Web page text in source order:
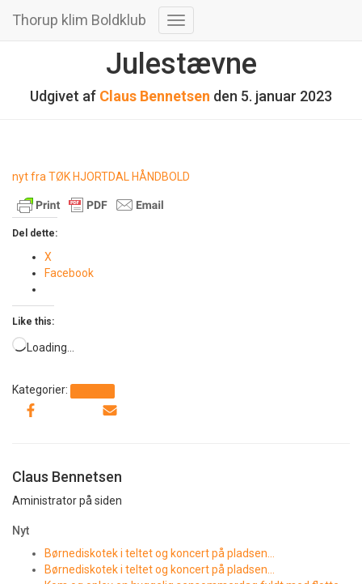
Thorup klim Boldklub
Skift
Julestævne
Udgivet af Claus Bennetsen den 5. januar 2023
nyt fra TØK HJORTDAL HÅNDBOLD
Del dette:
X
Facebook
Like this:
Loading…
Kategorier:
Claus Bennetsen
Aministrator på siden
Nyt
Børnediskotek i teltet og koncert på pladsen…
Børnediskotek i teltet og koncert på pladsen…